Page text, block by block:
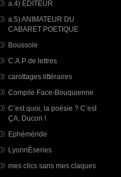
a.4) EDITEUR
a.5) ANIMATEUR DU
CABARET POETIQUE
Boussole
C.A.P de lettres
carottages littéraires
Compile Face-Bouquienne
C’est quoi, la poésie ? C’est
ÇA, Ducon !
Ephéméride
LyonnÈseries
mes clics sans mes claques